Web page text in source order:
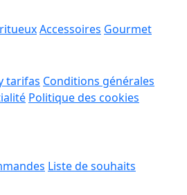
Accessoires Gourmet
tarifas Conditions générales
Politique des cookies
Liste de souhaits